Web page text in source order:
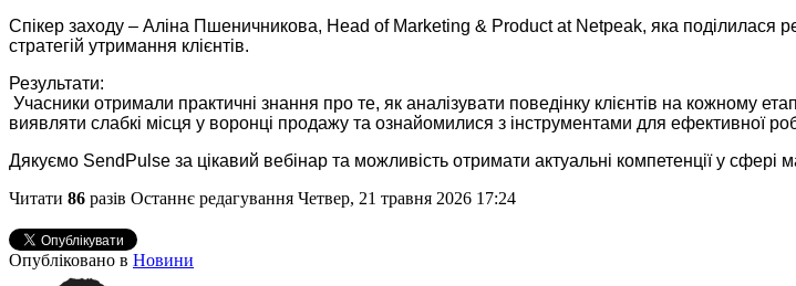
Спікер заходу – Аліна Пшеничникова, Head of Marketing & Product at Netpeak, яка поділилася
стратегій утримання клієнтів.
Результати:
Учасники отримали практичні знання про те, як аналізувати поведінку клієнтів на кожному
виявляти слабкі місця у воронці продажу та ознайомилися з інструментами для ефективної
Дякуємо SendPulse за цікавий вебінар та можливість отримати актуальні компетенції у сфері
Читати 86 разів Останнє редагування Четвер, 21 травня 2026 17:24
Опубліковано в Новини